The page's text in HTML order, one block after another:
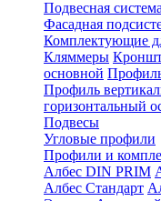
Подвесная
Фасадная
Комплектующие
Кляммеры
основной
Профиль
горизонтальный
Подвесы
Угловые профили
Профили и
Албес DIN PRIM
Албес Стандарт